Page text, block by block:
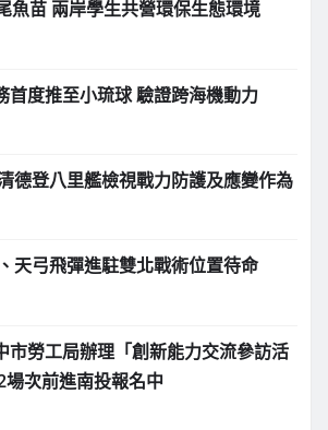
魚苗 兩岸學生共營環保生態環境
首度推至小琉球 驗證跨海機動力
德登八里艦檢視戰力防護及應變作為
天弓飛彈進駐雙北戰術位置待命
市勞工局辦理「創新能力交流參訪活
次前進南投報名中